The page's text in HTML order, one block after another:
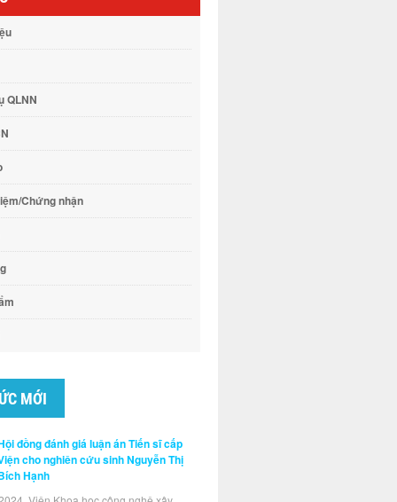
QLNN
Chứng nhận
MỚI
đồng đánh giá luận án Tiến sĩ cấp
cho nghiên cứu sinh Nguyễn Thị
Hạnh